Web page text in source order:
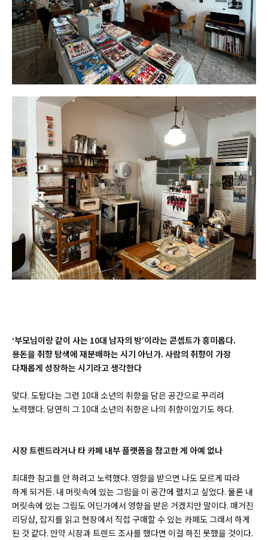
‘부모님이랑 같이 사는 10대 남자의 방’이라는 콘셉트가 흥미롭다.
용돈을 취향 탐색에 재분배하는 시기 아닌가. 사람의 취향이 가장
다채롭게 성장하는 시기라고 생각한다
맞다. 도탑다는 그런 10대 소년의 취향을 담은 공간으로 꾸리려
노력했다. 당연히 그 10대 소년의 취향은 나의 취향이었기도 하다.
시장 트렌드라거나 타 카페 내부 플랫폼을 참고한 게 아예 없나
최대한 참고를 안 하려고 노력했다. 영향을 받으면 나도 모르게 따라
하게 되거든. 내 머릿속에 있는 그림을 이 공간에 펼치고 싶었다. 물론 내
머릿속에 있는 그림도 어딘가에서 영향을 받은 거겠지만 말이다. 매거진
리딩샵, 잡지를 읽고 현장에서 직접 구매할 수 있는 카페도 그래서 하게
된 것 같다. 만약 시장과 트렌드 조사를 했다면 이걸 하진 못했을 것이다.